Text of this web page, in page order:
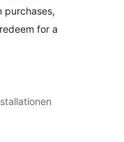
purchases,
for a